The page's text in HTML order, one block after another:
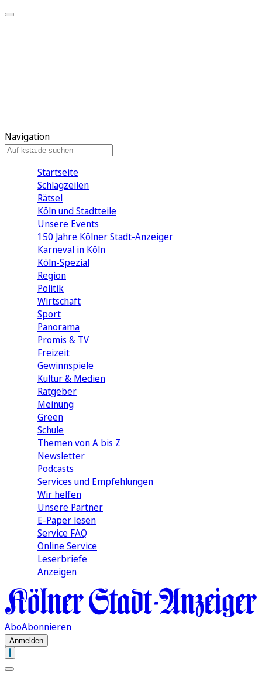
Navigation
Startseite
Schlagzeilen
Rätsel
Köln und Stadtteile
Unsere Events
150 Jahre Kölner Stadt-Anzeiger
Karneval in Köln
Köln-Spezial
Region
Politik
Wirtschaft
Sport
Panorama
Promis & TV
Freizeit
Gewinnspiele
Kultur & Medien
Ratgeber
Meinung
Green
Schule
Themen von A bis Z
Newsletter
Podcasts
Services und Empfehlungen
Wir helfen
Unsere Partner
E-Paper lesen
Service FAQ
Online Service
Leserbriefe
Anzeigen
AboAbonnieren
Anmelden